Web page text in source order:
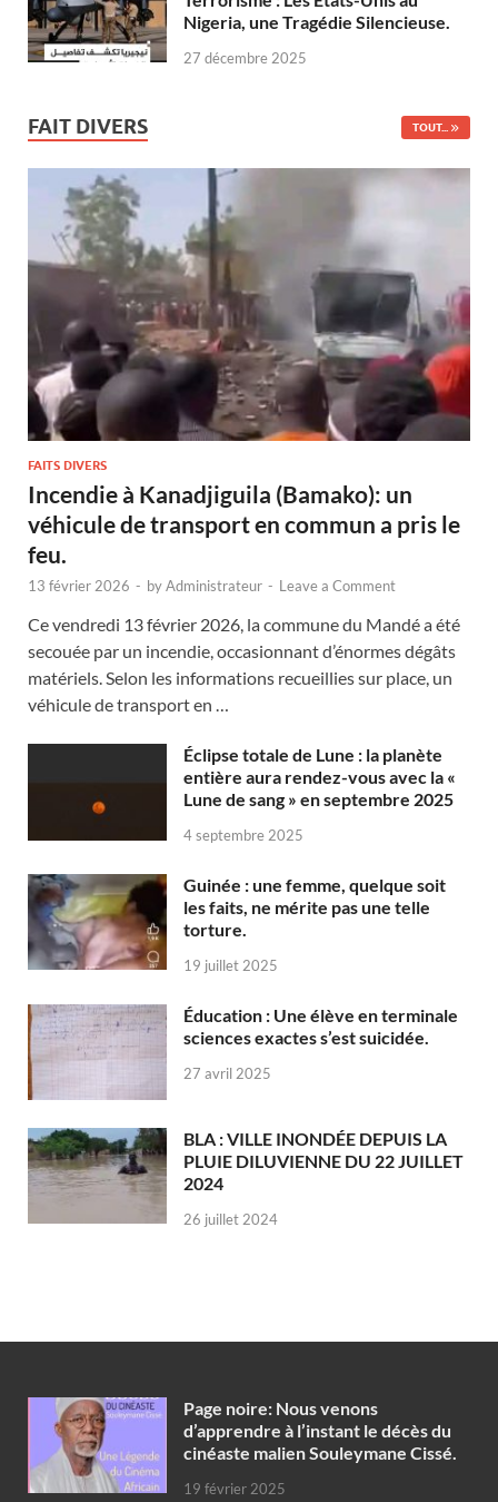
Nigeria, une Tragédie Silencieuse.
27 décembre 2025
FAIT DIVERS TOUT...
FAITS DIVERS
Incendie à Kanadjiguila (Bamako): un
véhicule de transport en commun a pris le
feu.
13 février 2026 - byAdministrateur - Leave a Comment
Ce vendredi 13 février 2026, la commune du Mandé a été
secouée par un incendie, occasionnant d’énormes dégâts
matériels. Selon les informations recueillies sur place, un
véhicule de transport en …
Éclipse totale de Lune : la planète
entière aura rendez-vous avec la «
Lune de sang » en septembre 2025
4 septembre 2025
Guinée : une femme, quelque soit
les faits, ne mérite pas une telle
torture.
19 juillet 2025
Éducation : Une élève en terminale
sciences exactes s’est suicidée.
27 avril 2025
BLA : VILLE INONDÉE DEPUIS LA
PLUIE DILUVIENNE DU 22 JUILLET
2024
26 juillet 2024
Page noire: Nous venons
d’apprendre à l’instant le décès du
cinéaste malien Souleymane Cissé.
19 février 2025